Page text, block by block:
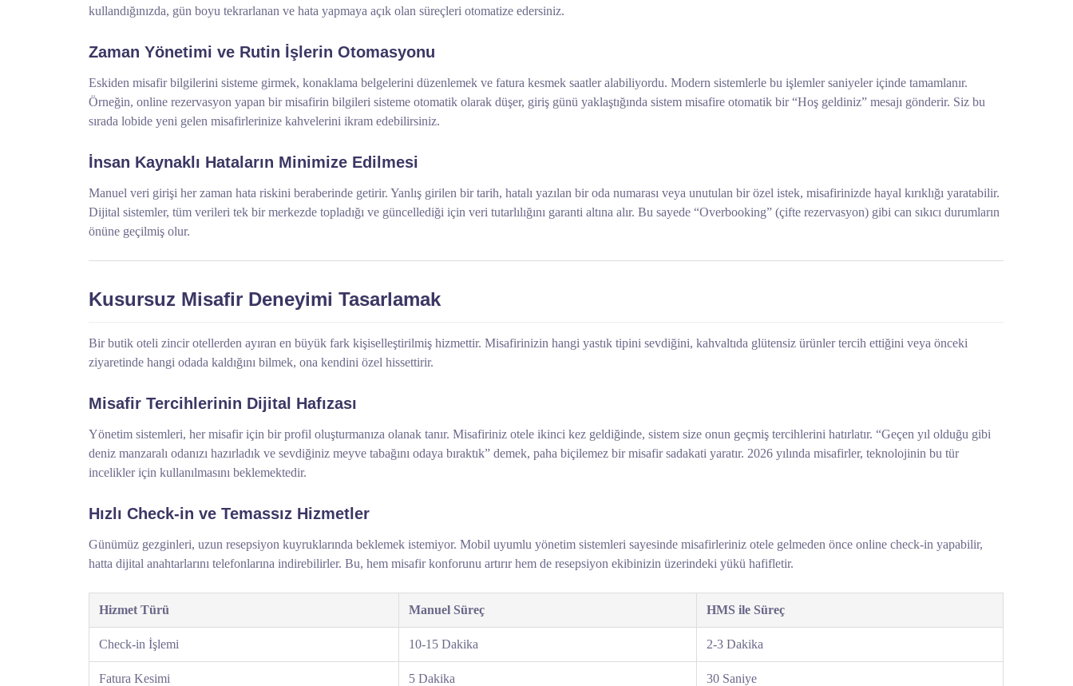
kullandığınızda, gün boyu tekrarlanan ve hata yapmaya açık olan süreçleri otomatize edersiniz.
Zaman Yönetimi ve Rutin İşlerin Otomasyonu
Eskiden misafir bilgilerini sisteme girmek, konaklama belgelerini düzenlemek ve fatura kesmek saatler alabiliyordu. Modern sistemlerle bu işlemler saniyeler içinde tamamlanır.
Örneğin, online rezervasyon yapan bir misafirin bilgileri sisteme otomatik olarak düşer, giriş günü yaklaştığında sistem misafire otomatik bir “Hoş geldiniz” mesajı gönderir. Siz bu
sırada lobide yeni gelen misafirlerinize kahvelerini ikram edebilirsiniz.
İnsan Kaynaklı Hataların Minimize Edilmesi
Manuel veri girişi her zaman hata riskini beraberinde getirir. Yanlış girilen bir tarih, hatalı yazılan bir oda numarası veya unutulan bir özel istek, misafirinizde hayal kırıklığı yaratabilir.
Dijital sistemler, tüm verileri tek bir merkezde topladığı ve güncellediği için veri tutarlılığını garanti altına alır. Bu sayede “Overbooking” (çifte rezervasyon) gibi can sıkıcı durumların
önüne geçilmiş olur.
Kusursuz Misafir Deneyimi Tasarlamak
Bir butik oteli zincir otellerden ayıran en büyük fark kişiselleştirilmiş hizmettir. Misafirinizin hangi yastık tipini sevdiğini, kahvaltıda glütensiz ürünler tercih ettiğini veya önceki
ziyaretinde hangi odada kaldığını bilmek, ona kendini özel hissettirir.
Misafir Tercihlerinin Dijital Hafızası
Yönetim sistemleri, her misafir için bir profil oluşturmanıza olanak tanır. Misafiriniz otele ikinci kez geldiğinde, sistem size onun geçmiş tercihlerini hatırlatır. “Geçen yıl olduğu gibi
deniz manzaralı odanızı hazırladık ve sevdiğiniz meyve tabağını odaya bıraktık” demek, paha biçilemez bir misafir sadakati yaratır. 2026 yılında misafirler, teknolojinin bu tür
incelikler için kullanılmasını beklemektedir.
Hızlı Check-in ve Temassız Hizmetler
Günümüz gezginleri, uzun resepsiyon kuyruklarında beklemek istemiyor. Mobil uyumlu yönetim sistemleri sayesinde misafirleriniz otele gelmeden önce online check-in yapabilir,
hatta dijital anahtarlarını telefonlarına indirebilirler. Bu, hem misafir konforunu artırır hem de resepsiyon ekibinizin üzerindeki yükü hafifletir.
Hizmet Türü Manuel Süreç HMS ile Süreç
Check-in İşlemi 10-15 Dakika 2-3 Dakika
Fatura Kesimi 5 Dakika 30 Saniye